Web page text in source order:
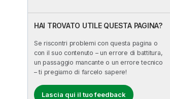
HAI TROVATO UTILE QUESTA PAGINA?
Se riscontri problemi con questa pagina o
con il suo contenuto – un errore di battitura,
un passaggio mancante o un errore tecnico
– ti pregiamo di farcelo sapere!
Lascia qui il tuo feedback